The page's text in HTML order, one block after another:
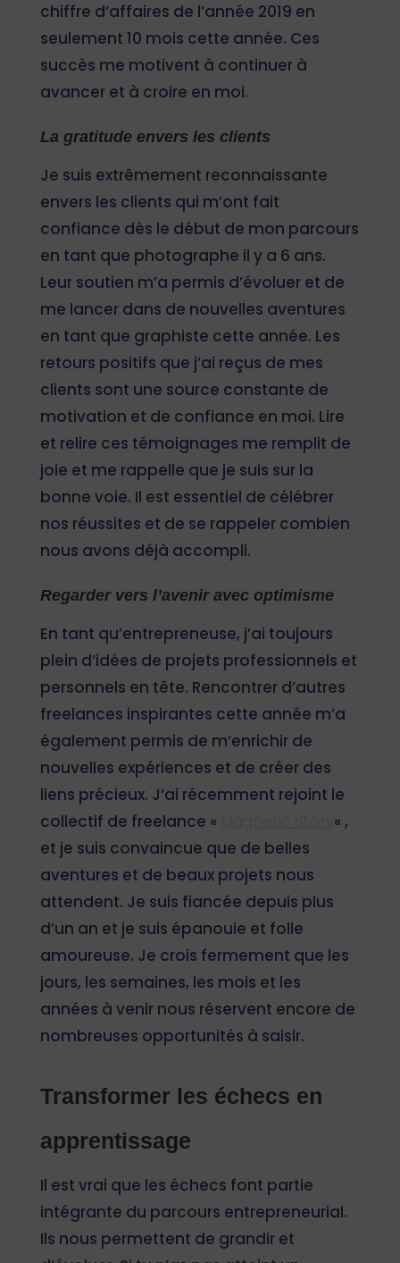
chiffre d’affaires de l’année 2019 en
seulement 10 mois cette année. Ces
succès me motivent à continuer à
avancer et à croire en moi.
La gratitude envers les clients
Je suis extrêmement reconnaissante
envers les clients qui m’ont fait
confiance dès le début de mon parcours
en tant que photographe il y a 6 ans.
Leur soutien m’a permis d’évoluer et de
me lancer dans de nouvelles aventures
en tant que graphiste cette année. Les
retours positifs que j’ai reçus de mes
clients sont une source constante de
motivation et de confiance en moi. Lire
et relire ces témoignages me remplit de
joie et me rappelle que je suis sur la
bonne voie. Il est essentiel de célébrer
nos réussites et de se rappeler combien
nous avons déjà accompli.
Regarder vers l’avenir avec optimisme
En tant qu’entrepreneuse, j’ai toujours
plein d’idées de projets professionnels et
personnels en tête. Rencontrer d’autres
freelances inspirantes cette année m’a
également permis de m’enrichir de
nouvelles expériences et de créer des
liens précieux. J’ai récemment rejoint le
collectif de freelance «
« ,
et je suis convaincue que de belles
aventures et de beaux projets nous
attendent. Je suis fiancée depuis plus
d’un an et je suis épanouie et folle
amoureuse. Je crois fermement que les
jours, les semaines, les mois et les
années à venir nous réservent encore de
nombreuses opportunités à saisir.
Transformer les échecs en
apprentissage
Il est vrai que les échecs font partie
intégrante du parcours entrepreneurial.
Ils nous permettent de grandir et